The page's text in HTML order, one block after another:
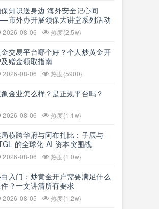
知识送身边 海外安全记心间
市外办开展领保大讲堂系列活动
2026-08-06 热度{2.5w}
交易平台哪个好？个人炒黄金开
及赠金领取指南
2026-08-06 热度{5900}
金业怎么样？是正规平台吗？
2026-08-06 热度{1.1w}
横跨华府与阿布扎比：子辰与
的全球化 AI 资本突围战
2026-08-06 热度{1.0w}
入门：炒黄金开户需要满足什么
？一文讲清所有要求
2026-08-05 热度{1.2w}